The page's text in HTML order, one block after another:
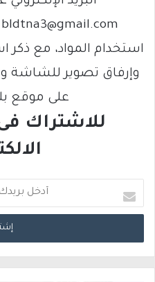
استخدام المواد، مع
وإرفاق تصوير للشاشة
على موقع
للاشتراك
د
خ